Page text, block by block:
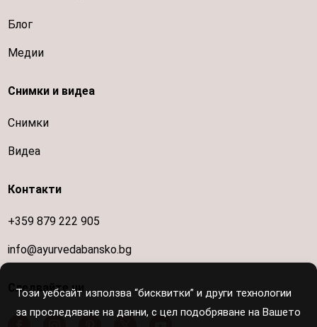
Този уебсайт използва “бисквитки” и други технологии
за проследяване на данни, с цел подобряване на Вашето
Блог
Медии
Снимки и видеа
Снимки
Видеа
Контакти
+359 879 222 905
info@ayurvedabansko.bg
Следвайте ни